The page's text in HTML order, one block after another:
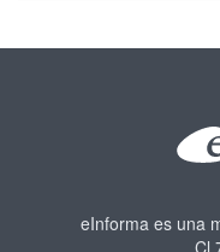
eInforma es una